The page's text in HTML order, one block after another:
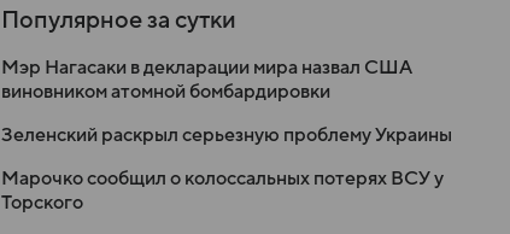
Популярное за сутки
Мэр Нагасаки в декларации мира назвал США
виновником атомной бомбардировки
Зеленский раскрыл серьезную проблему Украины
Марочко сообщил о колоссальных потерях ВСУ у
Торского